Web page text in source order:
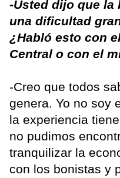
-Usted dijo que la
una dificultad
¿Habló esto con
Central o con el
-Creo que todos
genera. Yo no soy
la experiencia
no pudimos
tranquilizar la
con los bonistas y